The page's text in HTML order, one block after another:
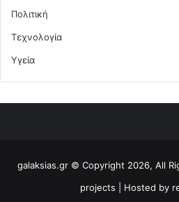
Πολιτική
Τεχνολογία
Υγεία
galaksias.gr © Copyright 2026, All
projects | Hosted by